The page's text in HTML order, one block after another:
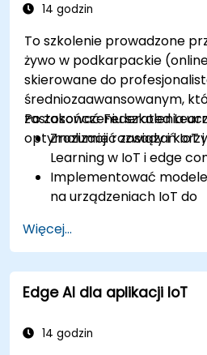
14 godzin
To szkolenie prowadzone
żywo w podkarpackie
skierowane do
średniozaawansowanym,
zastosować Federated
optymalizacji rozwiązań IoT
Po zakończeniu szkolenia
Zrozumieć zasady i
Learning w IoT i edge
Implementować
na urządzeniach IoT do
Zmniejszać opóźnienia i
podejmowanie decyzji
w środowiskach edge
Rozwiązywać problemy
w systemach IoT.
Więcej...
Edge AI dla aplikacji IoT
14 godzin